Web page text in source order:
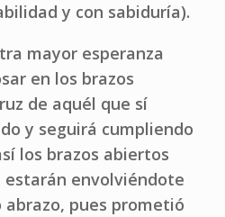
y con sabiduría).
mayor esperanza
en los brazos
de aquél que sí
y seguirá cumpliendo
los brazos abiertos
estarán envolviéndote
pues prometió